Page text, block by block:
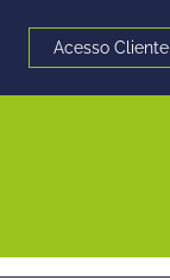
Acesso Cliente